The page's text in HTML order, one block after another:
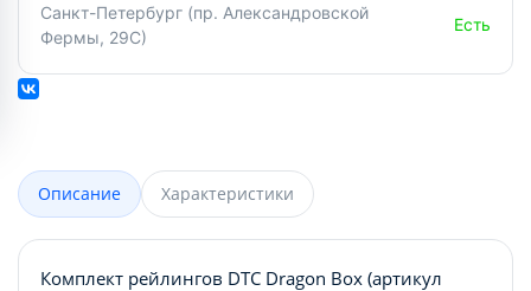
Санкт-Петербург (пр. Александровской
Фермы, 29С)
Есть
Описание Характеристики
Комплект рейлингов DTC Dragon Box (артикул